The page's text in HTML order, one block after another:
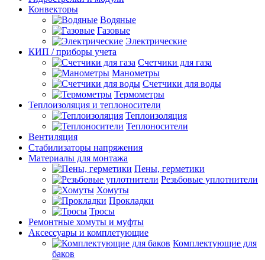
Конвекторы
Водяные
Газовые
Электрические
КИП / приборы учета
Счетчики для газа
Манометры
Счетчики для воды
Термометры
Теплоизоляция и теплоносители
Теплоизоляция
Теплоносители
Вентиляция
Стабилизаторы напряжения
Материалы для монтажа
Пены, герметики
Резьбовые уплотнители
Хомуты
Прокладки
Тросы
Ремонтные хомуты и муфты
Аксессуары и комплетующие
Комплектующие для
баков